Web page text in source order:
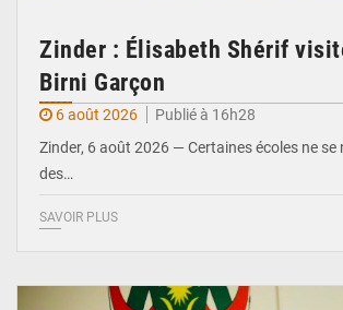
Zinder : Élisabeth Shérif
Birni Garçon
6 août 2026
Publié à 16h28
Zinder, 6 août 2026 — Certaines écoles ne se
des…
SAVOIR PLUS